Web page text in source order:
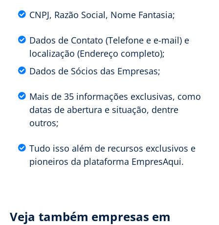
CNPJ, Razão Social, Nome Fantasia;
Dados de Contato (Telefone e e-mail) e
localização (Endereço completo);
Dados de Sócios das Empresas;
Mais de 35 informações exclusivas, como
datas de abertura e situação, dentre
outros;
Tudo isso além de recursos exclusivos e
pioneiros da plataforma EmpresAqui.
Veja também empresas em